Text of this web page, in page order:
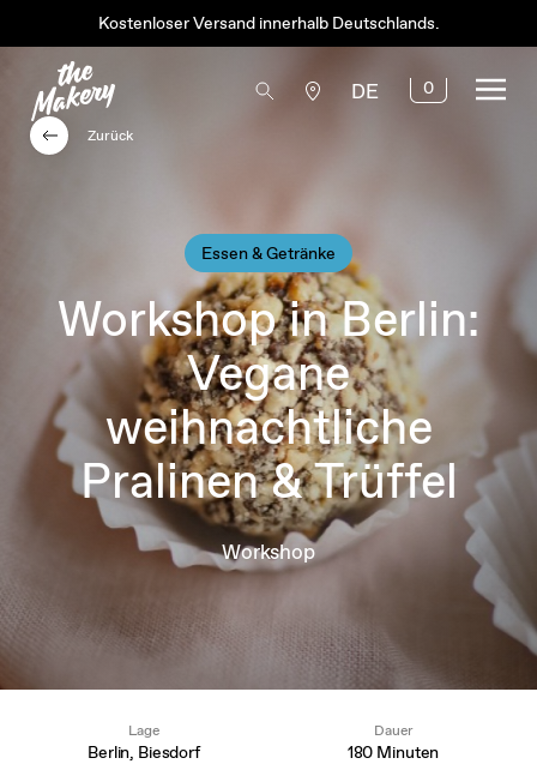
Kostenloser Versand innerhalb Deutschlands.
DE 0
Essen & Getränke
Workshop in Berlin:
Vegane
weihnachtliche
Pralinen & Trüffel
Workshop
Zurück
Lage
Berlin, Biesdorf
Dauer
180 Minuten